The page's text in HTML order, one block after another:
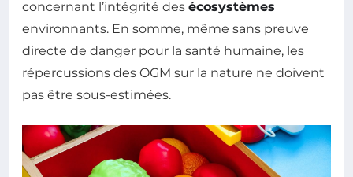
concernant l’intégrité des écosystèmes
environnants. En somme, même sans preuve
directe de danger pour la santé humaine, les
répercussions des OGM sur la nature ne doivent
pas être sous-estimées.